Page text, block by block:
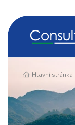
Hlavní stránka